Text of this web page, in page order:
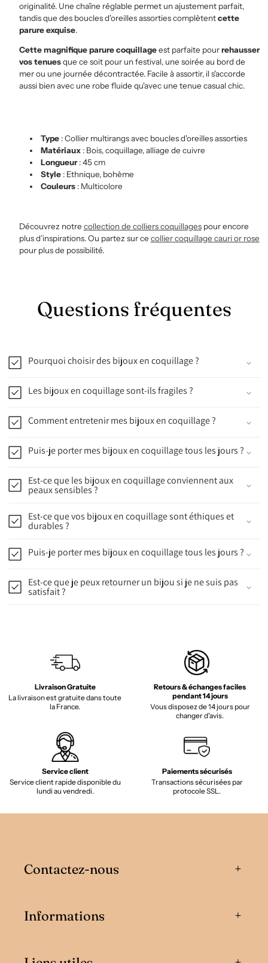
originalité. Une chaîne réglable permet un ajustement parfait,
tandis que des boucles d'oreilles assorties complètentcette
parure exquise.
Cette magnifique parure coquillageest parfaite pourrehausser
vos tenuesque ce soit pour un festival, une soirée au bord de
mer ou une journée décontractée. Facile à assortir, il s'accorde
aussi bien avec une robe fluide qu'avec une tenue casual chic.
Type : Collier multirangs avec boucles d'oreilles assorties
Matériaux : Bois, coquillage, alliage de cuivre
Longueur: 45 cm
Style : Ethnique, bohème
Couleurs : Multicolore
Découvrez notre collection de collierscoquillagespour encore
plus d’inspirations. Ou partez sur ce collier coquillage cauri or rose
pour plus de possibilité.
Questions fréquentes
Pourquoi choisir des bijoux en coquillage ?
Les bijoux en coquillage sont-ils fragiles ?
Comment entretenir mes bijoux en coquillage ?
Puis-je porter mes bijoux en coquillage tous les jours ?
Est-ce que les bijoux en coquillage conviennent aux
peaux sensibles ?
Est-ce que vos bijoux en coquillage sont éthiques et
durables ?
Puis-je porter mes bijoux en coquillage tous les jours ?
Est-ce que je peux retourner un bijou si je ne suis pas
satisfait ?
Livraison Gratuite
La livraison est gratuite dans toute
la France.
Retours & échanges faciles
pendant 14 jours
Vous disposez de 14 jours pour
changer d'avis.
Service client
Service client rapide disponible du
lundi au vendredi.
Paiements sécurisés
Transactions sécurisées par
protocole SSL.
Contactez-nous
Informations